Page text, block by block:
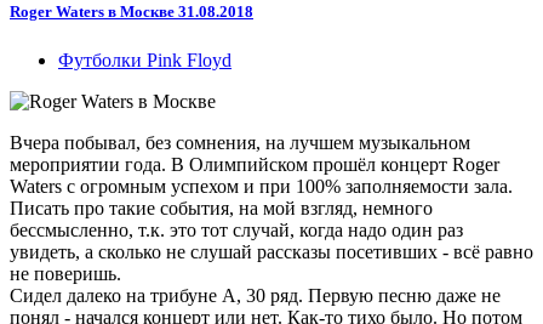
Roger Waters в Москве 31.08.2018
Футболки Pink Floyd
Вчера побывал, без сомнения, на лучшем музыкальном
мероприятии года. В Олимпийском прошёл концерт Roger
Waters с огромным успехом и при 100% заполняемости зала.
Писать про такие события, на мой взгляд, немного
бессмысленно, т.к. это тот случай, когда надо один раз
увидеть, а сколько не слушай рассказы посетивших - всё равно
не поверишь.
Сидел далеко на трибуне A, 30 ряд. Первую песню даже не
понял - начался концерт или нет. Как-то тихо было. Но потом